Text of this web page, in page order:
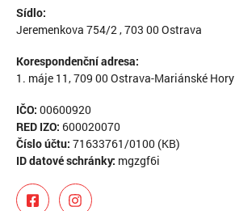
Sídlo:
Jeremenkova 754/2 , 703 00 Ostrava
Korespondenční adresa:
1. máje 11, 709 00 Ostrava-Mariánské Hory
IČO: 00600920
RED IZO: 600020070
Číslo účtu: 71633761/0100 (KB)
ID datové schránky: mgzgf6i